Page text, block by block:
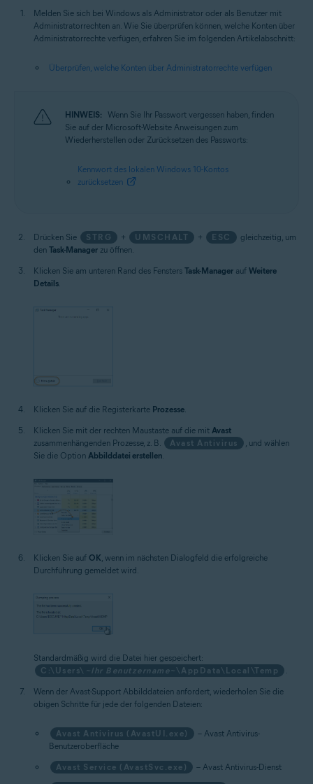
Melden Sie sich bei Windows als Administrator oder als Benutzer mit
Administratorrechten an. Wie Sie überprüfen können, welche Konten über
Administratorrechte verfügen, erfahren Sie im folgenden Artikelabschnitt:
Überprüfen, welche Konten über Administratorrechte verfügen
HINWEIS: Wenn Sie Ihr Passwort vergessen haben, finden
Sie auf der Microsoft-Website Anweisungen zum
Wiederherstellen oder Zurücksetzen des Passworts:
Kennwort des lokalen Windows 10-Kontos
zurücksetzen
Drücken Sie STRG + UMSCHALT + ESC
gleichzeitig, um
den Task-Manager zu öffnen.
Klicken Sie am unteren Rand des Fensters Task-Manager auf Weitere
Details.
Klicken Sie auf die Registerkarte Prozesse.
Klicken Sie mit der rechten Maustaste auf die mit Avast
zusammenhängenden Prozesse, z. B.
Avast Antivirus
, und wählen
Sie die Option Abbilddatei erstellen.
Klicken Sie auf OK , wenn im nächsten Dialogfeld die erfolgreiche
Durchführung gemeldet wird.
Standardmäßig wird die Datei hier gespeichert:
C:\Users\ ~Ihr Benutzername~ \AppData\Local\Temp
Wenn der Avast-Support Abbilddateien anfordert, wiederholen Sie die
obigen Schritte für jede der folgenden Dateien:
Avast Antivirus (AvastUI.exe)
– Avast Antivirus-
Benutzeroberfläche
Avast Service (AvastSvc.exe)
– Avast Antivirus-Dienst